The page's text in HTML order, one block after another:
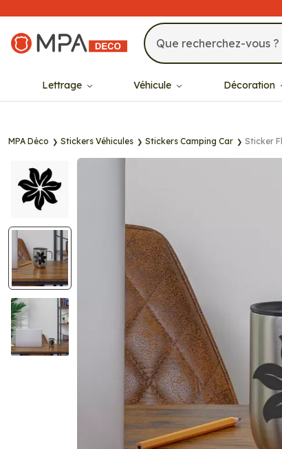
MPA Déco
Lettrage Véhicule Décoration
MPA Déco Stickers Véhicules Stickers Camping Car Sticker